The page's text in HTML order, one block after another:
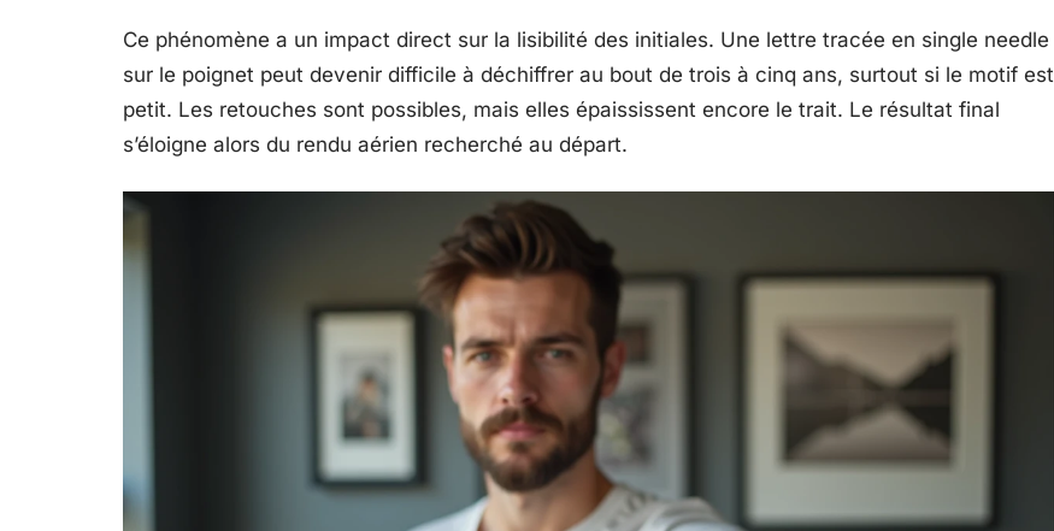
Ce phénomène a un impact direct sur la lisibilité des initiales. Une lettre tracée en single needle
sur le poignet peut devenir difficile à déchiffrer au bout de trois à cinq ans, surtout si le motif est
petit. Les retouches sont possibles, mais elles épaississent encore le trait. Le résultat final
s’éloigne alors du rendu aérien recherché au départ.